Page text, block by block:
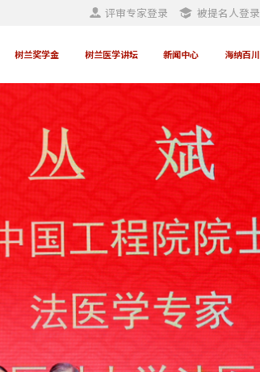
评审专家登录 被提名人登录
树兰奖学金 树兰医学讲坛 新闻中心 海纳百川